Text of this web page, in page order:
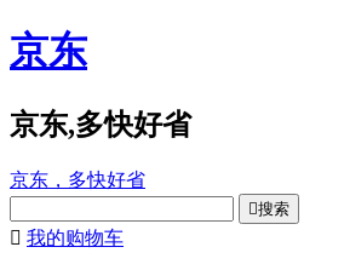
京东
京东,多快好省
京东，多快好省
搜索
 我的购物车